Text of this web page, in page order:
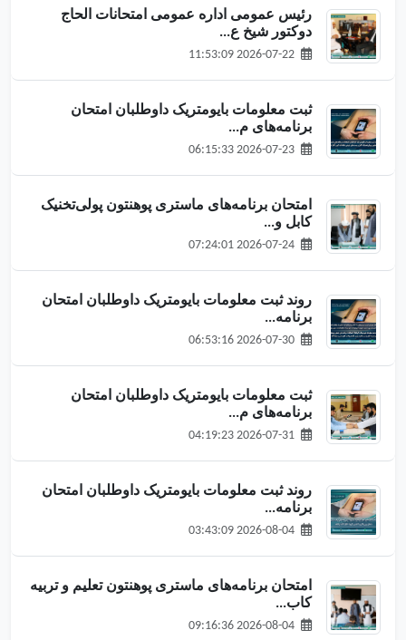
رئیس عمومی اداره عمومی امتحانات الحاج
دوکتور شیخ ع...
ثبت معلومات بایومتریک داوطلبان امتحان
برنامه‌های م...
امتحان برنامه‌های ماستری پوهنتون پولی‌تخنیک
کابل و...
روند ثبت معلومات بایومتریک داوطلبان امتحان
برنامه‌...
ثبت معلومات بایومتریک داوطلبان امتحان
برنامه‌های م...
روند ثبت معلومات بایومتریک داوطلبان امتحان
برنامه‌...
امتحان برنامه‌های ماستری پوهنتون تعلیم و تربیه
کاب...